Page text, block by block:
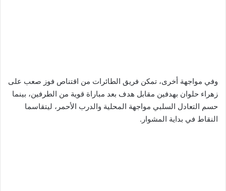
وفي مواجهة أخرى، تمكن فريق الطائرات من اقتناص فوز صعب على
زهراء حلوان بهدفين مقابل هدف بعد مباراة قوية من الطرفين، بينما
حسم التعادل السلبي مواجهة المحلية والدرب الأحمر، ليتقاسما
النقاط في بداية المشوار.